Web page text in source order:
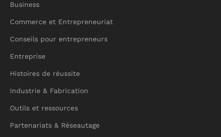
Business
Commerce et Entrepreneuriat
Conseils pour entrepreneurs
Entreprise
Histoires de réussite
Industrie & Fabrication
Outils et ressources
Partenariats & Réseautage